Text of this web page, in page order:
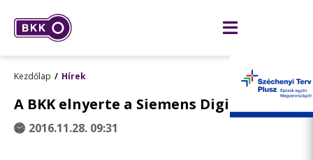
Kezdőlap Hírek
A BKK elnyerte a Siemens Digitalizációs
2016.11.28. 09:31